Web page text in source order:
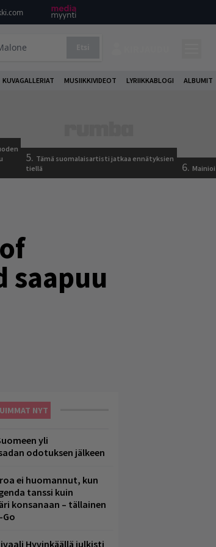
KUVAGALLERIAT MUSIIKKIVIDEOT LYRIIKKABLOGI ALBUMIT
5. Tämä suomalaisartisti jatkaa ennätyksien
tiellä
6.
saapuu
NYT
yli
odotuksen jälkeen
ei huomannut, kun
tanssi kuin
konsanaan – tällainen
Go
Hyvinkäällä julkisti